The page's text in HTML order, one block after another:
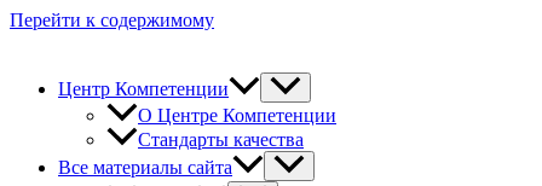
Перейти к содержимому
Центр Компетенции
О Центре Компетенции
Стандарты качества
Все материалы сайта